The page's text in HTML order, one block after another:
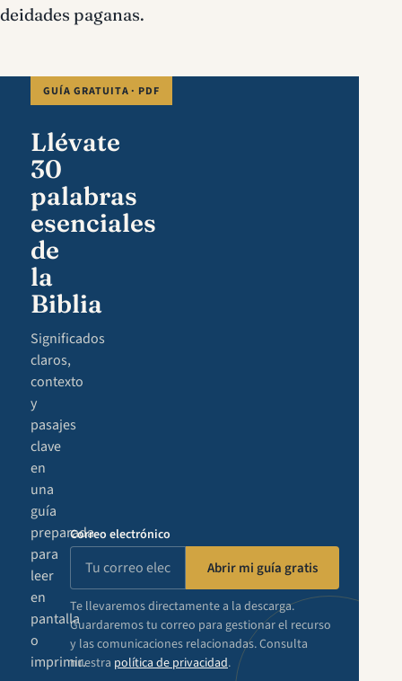
deidades paganas.
GUÍA GRATUITA · PDF
Llévate
30
palabras
esenciales
de
la
Biblia
Significados
claros,
contexto
y
pasajes
clave
en
una
guía
preparada
para
leer
en
pantalla
o
imprimir.
Correo electrónico
Abrir mi guía gratis
Te llevaremos directamente a la descarga.
Guardaremos tu correo para gestionar el recurso
y las comunicaciones relacionadas. Consulta
nuestra política de privacidad.